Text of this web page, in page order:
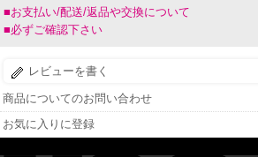
■お支払い/配送/返品や交換について
■必ずご確認下さい
レビューを書く
商品についてのお問い合わせ
お気に入りに登録